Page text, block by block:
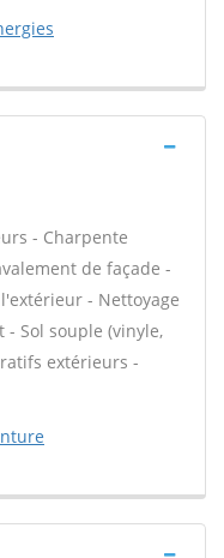
- Charpente
de façade -
- Nettoyage
Sol souple (vinyle,
extérieurs -